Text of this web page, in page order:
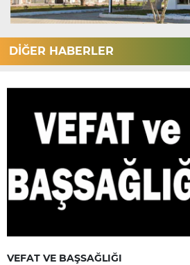
DİĞER HABERLER
VEFAT VE BAŞSAĞLIĞI